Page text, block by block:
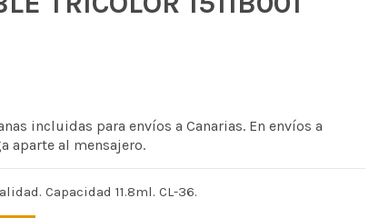
incluidas para envíos a Canarias. En envíos a
aparte al mensajero.
Capacidad 11.8ml. CL-36.